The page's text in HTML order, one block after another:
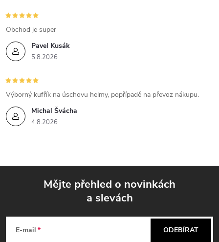
u
Pavel Kusák
5.8.2026
Obchod je super
Michal Švácha
4.8.2026
Výborný kufřík na úschovu helmy, popřípadě na převoz nákupu.
Mějte přehled o novinkách
a slevách
E-mail ODEBÍRAT